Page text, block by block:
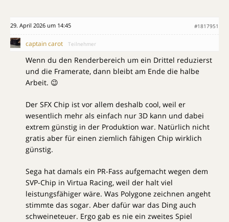
29. April 2026 um 14:45 #1817951
captain carot Teilnehmer
Wenn du den Renderbereich um ein Drittel reduzierst
und die Framerate, dann bleibt am Ende die halbe
Arbeit. 😉
Der SFX Chip ist vor allem deshalb cool, weil er
wesentlich mehr als einfach nur 3D kann und dabei
extrem günstig in der Produktion war. Natürlich nicht
gratis aber für einen ziemlich fähigen Chip wirklich
günstig.
Sega hat damals ein PR-Fass aufgemacht wegen dem
SVP-Chip in Virtua Racing, weil der halt viel
leistungsfähiger wäre. Was Polygone zeichnen angeht
stimmte das sogar. Aber dafür war das Ding auch
schweineteuer. Ergo gab es nie ein zweites Spiel